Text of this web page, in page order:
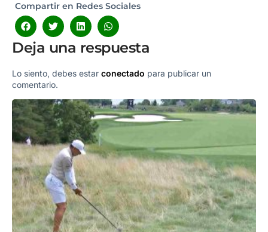
Compartir en Redes Sociales
Deja una respuesta
Lo siento, debes estar conectado para publicar un
comentario.